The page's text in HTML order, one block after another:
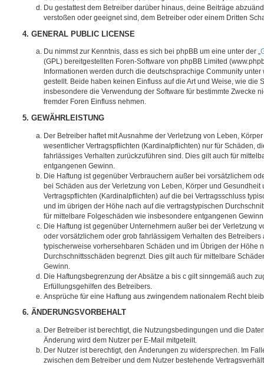
Du gestattest dem Betreiber darüber hinaus, deine Beiträge
verstoßen oder geeignet sind, dem Betreiber oder einem Dritten
4. GENERAL PUBLIC LICENSE
Du nimmst zur Kenntnis, dass es sich bei phpBB um eine unter der „
(GPL) bereitgestellten Foren-Software von phpBB Limited
Informationen werden durch die deutschsprachige Community
gestellt. Beide haben keinen Einfluss auf die Art und Weise, wie die
insbesondere die Verwendung der Software für bestimmte Zwecke
fremder Foren Einfluss nehmen.
5. GEWÄHRLEISTUNG
Der Betreiber haftet mit Ausnahme der Verletzung von Leben,
wesentlicher Vertragspflichten (Kardinalpflichten) nur für Schäden,
fahrlässiges Verhalten zurückzuführen sind. Dies gilt auch für
entgangenen Gewinn.
Die Haftung ist gegenüber Verbrauchern außer bei vorsätzlichem
bei Schäden aus der Verletzung von Leben, Körper und
Vertragspflichten (Kardinalpflichten) auf die bei Vertragsschluss
und im übrigen der Höhe nach auf die vertragstypischen
für mittelbare Folgeschäden wie insbesondere entgangenen
Die Haftung ist gegenüber Unternehmern außer bei der Verletzung
oder vorsätzlichem oder grob fahrlässigem Verhalten des Betreibers
typischerweise vorhersehbaren Schäden und im Übrigen der Höhe
Durchschnittsschäden begrenzt. Dies gilt auch für mittelbare
Gewinn.
Die Haftungsbegrenzung der Absätze a bis c gilt sinngemäß auch
Erfüllungsgehilfen des Betreibers.
Ansprüche für eine Haftung aus zwingendem nationalem Recht
6. ÄNDERUNGSVORBEHALT
Der Betreiber ist berechtigt, die Nutzungsbedingungen und die
Änderung wird dem Nutzer per E-Mail mitgeteilt.
Der Nutzer ist berechtigt, den Änderungen zu widersprechen. Im
zwischen dem Betreiber und dem Nutzer bestehende